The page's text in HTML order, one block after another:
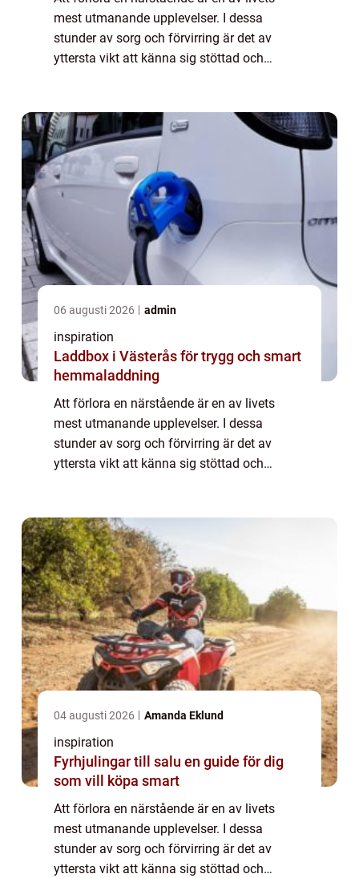
mest utmanande upplevelser. I dessa
stunder av sorg och förvirring är det av
yttersta vikt att känna sig stöttad och
06 augusti 2026 admin
inspiration
Laddbox i Västerås för trygg och smart
hemmaladdning
Att förlora en närstående är en av livets
mest utmanande upplevelser. I dessa
stunder av sorg och förvirring är det av
yttersta vikt att känna sig stöttad och
04 augusti 2026 Amanda Eklund
inspiration
Fyrhjulingar till salu en guide för dig
som vill köpa smart
Att förlora en närstående är en av livets
mest utmanande upplevelser. I dessa
stunder av sorg och förvirring är det av
yttersta vikt att känna sig stöttad och